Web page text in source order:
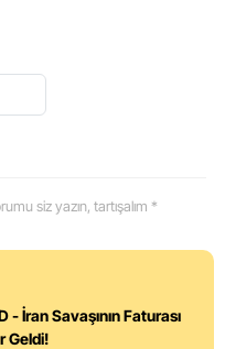
siz yazın, tartışalım *
- İran Savaşının Faturası
Geldi!